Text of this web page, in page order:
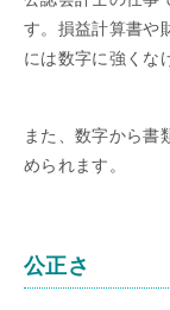
す。損益計算書や
には数字に強くな
また、数字から書
められます。
公正さ